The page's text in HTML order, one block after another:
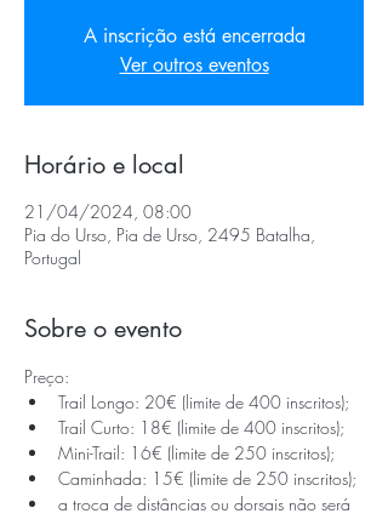
A inscrição está encerrada
Ver outros eventos
Horário e local
21/04/2024, 08:00
Pia do Urso, Pia de Urso, 2495 Batalha,
Portugal
Sobre o evento
Preço:
Trail Longo: 20€ (limite de 400 inscritos);
Trail Curto: 18€ (limite de 400 inscritos);
Mini-Trail: 16€ (limite de 250 inscritos);
Caminhada: 15€ (limite de 250 inscritos);
a troca de distâncias ou dorsais não será